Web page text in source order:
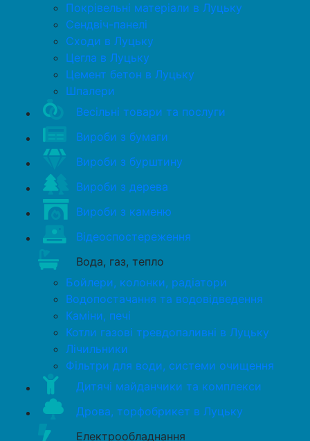
Покрівельні матеріали в Луцьку
Сендвіч-панелі
Сходи в Луцьку
Цегла в Луцьку
Цемент бетон в Луцьку
Шпалери
Весільні товари та послуги
Вироби з бумаги
Вироби з бурштину
Вироби з дерева
Вироби з каменю
Відеоспостереження
Вода, газ, тепло
Бойлери, колонки, радіатори
Водопостачання та водовідведення
Каміни, печі
Котли газові тревдопаливні в Луцьку
Лічильники
Фільтри для води, системи очищення
Дитячі майданчики та комплекси
Дрова, торфобрикет в Луцьку
Електрообладнання